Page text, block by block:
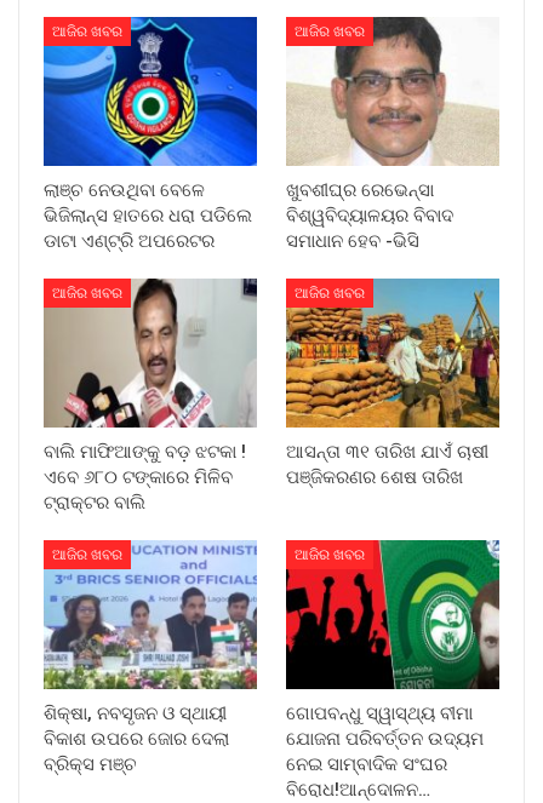
ଆଜିର ଖବର
ଲାଞ୍ଚ ନେଉଥିବା ବେଳେ
ଭିଜିଲାନ୍ସ ହାତରେ ଧରା ପଡିଲେ
ଡାଟା ଏଣ୍ଟ୍ରି ଅପରେଟର
ଆଜିର ଖବର
ଖୁବଶୀଘ୍ର ରେଭେନ୍ସା
ବିଶ୍ୱବିଦ୍ୟାଳୟର ବିବାଦ
ସମାଧାନ ହେବ -ଭିସି
ଆଜିର ଖବର
ବାଲି ମାଫିଆଙ୍କୁ ବଡ଼ ଝଟକା !
ଏବେ ୬୮୦ ଟଙ୍କାରେ ମିଳିବ
ଟ୍ରାକ୍ଟର ବାଲି
ଆଜିର ଖବର
ଆସନ୍ତା ୩୧ ତାରିଖ ଯାଏଁ ଚାଷୀ
ପଞ୍ଜିକରଣର ଶେଷ ତାରିଖ
ଆଜିର ଖବର
ଶିକ୍ଷା, ନବସୃଜନ ଓ ସ୍ଥାୟୀ
ବିକାଶ ଉପରେ ଜୋର ଦେଲା
ବ୍ରିକ୍ସ ମଞ୍ଚ
ଆଜିର ଖବର
ଗୋପବନ୍ଧୁ ସ୍ୱାସ୍ଥ୍ୟ ବୀମା
ଯୋଜନା ପରିବର୍ତ୍ତନ ଉଦ୍ୟମ
ନେଇ ସାମ୍ବାଦିକ ସଂଘର
ବିରୋଧ!ଆନ୍ଦୋଳନ…